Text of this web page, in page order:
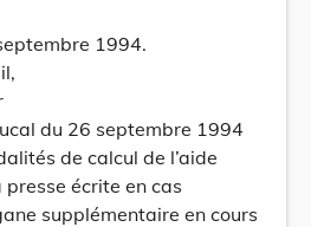
1994.
du 26 septembre 1994
de calcul de l’aide
écrite en cas
supplémentaire en cours